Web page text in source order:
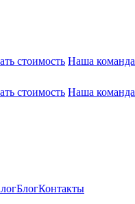
стоимость Наша команда
стоимость Наша команда
БлогКонтакты